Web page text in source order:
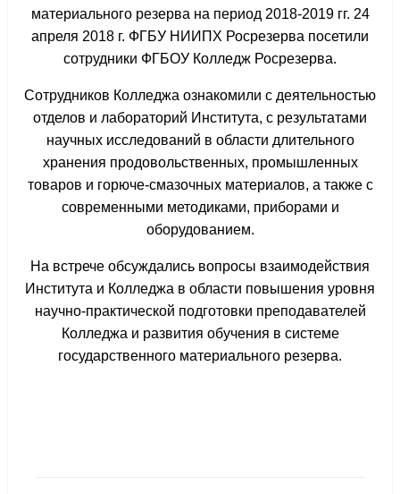
материального резерва на период 2018-2019 гг. 24
апреля 2018 г. ФГБУ НИИПХ Росрезерва посетили
сотрудники ФГБОУ Колледж Росрезерва.
Сотрудников Колледжа ознакомили с деятельностью
отделов и лабораторий Института, с результатами
научных исследований в области длительного
хранения продовольственных, промышленных
товаров и горюче-смазочных материалов, а также с
современными методиками, приборами и
оборудованием.
На встрече обсуждались вопросы взаимодействия
Института и Колледжа в области повышения уровня
научно-практической подготовки преподавателей
Колледжа и развития обучения в системе
государственного материального резерва.